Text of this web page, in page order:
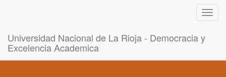
Universidad Nacional de La Rioja - Democracia y
Excelencia Academica